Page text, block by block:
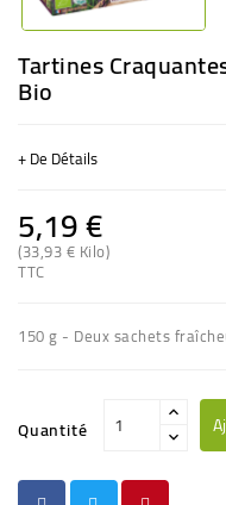
Tartines
Bio
+ De Détails
5,19 €
(33,93 € Kilo)
TTC
150 g - Deux sachets
Quantité